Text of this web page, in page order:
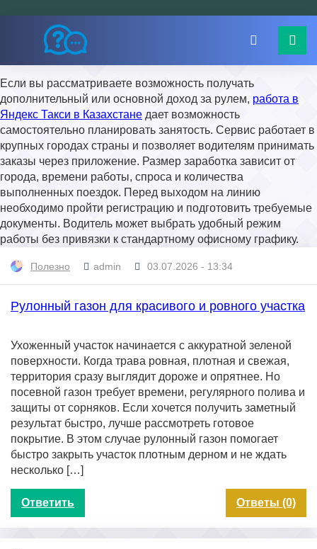
Если вы рассматриваете возможность получать
дополнительный или основной доход за рулем, работа в
Яндекс Такси в Казахстане дает возможность
самостоятельно планировать занятость. Сервис работает в
крупных городах страны и позволяет водителям принимать
заказы через приложение. Размер заработка зависит от
города, времени работы, спроса и количества
выполненных поездок. Перед выходом на линию
необходимо пройти регистрацию и подготовить требуемые
документы. Водитель может выбрать удобный режим
работы без привязки к стандартному офисному графику.
Полезно admin 03.07.2026 - 13:34
Рулонный газон для красивого и ровного участка
Ухоженный участок начинается с аккуратной зеленой
поверхности. Когда трава ровная, плотная и свежая,
территория сразу выглядит дороже и опрятнее. Но
посевной газон требует времени, регулярного полива и
защиты от сорняков. Если хочется получить заметный
результат быстро, лучше рассмотреть готовое
покрытие. В этом случае рулонный газон помогает
быстро закрыть участок плотным дерном и не ждать
несколько […]
Ответить Ответы (0)